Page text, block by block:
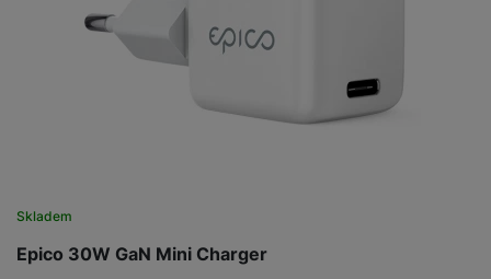
Epico 30W GaN Mini Charger
Skladem